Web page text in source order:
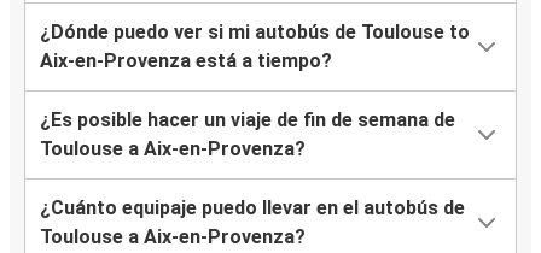
¿Dónde puedo ver si mi autobús de Toulouse to
Aix-en-Provenza está a tiempo?
¿Es posible hacer un viaje de fin de semana de
Toulouse a Aix-en-Provenza?
¿Cuánto equipaje puedo llevar en el autobús de
Toulouse a Aix-en-Provenza?